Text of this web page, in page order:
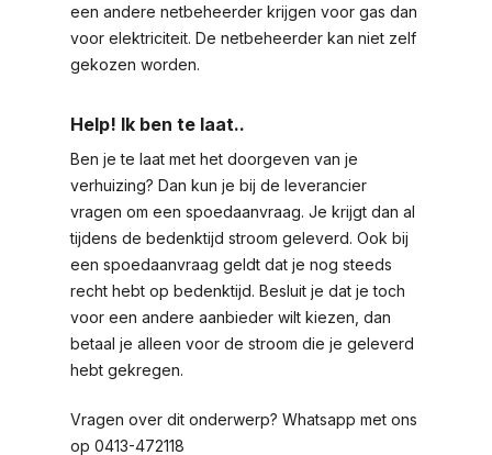
een andere netbeheerder krijgen voor gas dan
voor elektriciteit. De netbeheerder kan niet zelf
gekozen worden.
Help! Ik ben te laat..
Ben je te laat met het doorgeven van je
verhuizing? Dan kun je bij de leverancier
vragen om een spoedaanvraag. Je krijgt dan al
tijdens de bedenktijd stroom geleverd. Ook bij
een spoedaanvraag geldt dat je nog steeds
recht hebt op bedenktijd. Besluit je dat je toch
voor een andere aanbieder wilt kiezen, dan
betaal je alleen voor de stroom die je geleverd
hebt gekregen.
Vragen over dit onderwerp? Whatsapp met ons
op 0413-472118